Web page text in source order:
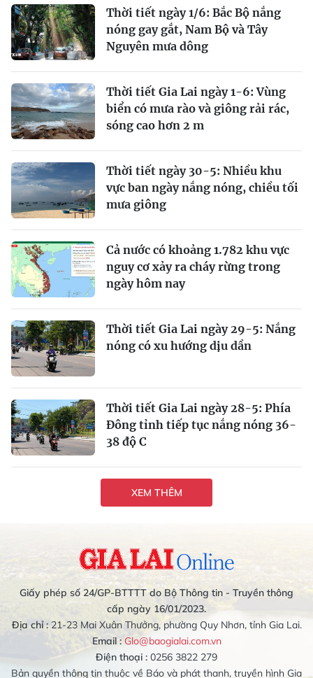
Thời tiết ngày 1/6: Bắc Bộ nắng
nóng gay gắt, Nam Bộ và Tây
Nguyên mưa dông
Thời tiết Gia Lai ngày 1-6: Vùng
biển có mưa rào và giông rải rác,
sóng cao hơn 2 m
Thời tiết ngày 30-5: Nhiều khu
vực ban ngày nắng nóng, chiều tối
mưa giông
Cả nước có khoảng 1.782 khu vực
nguy cơ xảy ra cháy rừng trong
ngày hôm nay
Thời tiết Gia Lai ngày 29-5: Nắng
nóng có xu hướng dịu dần
Thời tiết Gia Lai ngày 28-5: Phía
Đông tỉnh tiếp tục nắng nóng 36-
38 độ C
XEM THÊM
Giấy phép số 24/GP-BTTTT do Bộ Thông tin - Truyền thông
cấp ngày 16/01/2023.
Địa chỉ :21-23 Mai Xuân Thưởng, phường Quy Nhơn, tỉnh Gia Lai.
Email : Glo@baogialai.com.vn
Điện thoại : 0256 3822 279
Bản quyền thông tin thuộc về Báo và phát thanh, truyền hình Gia